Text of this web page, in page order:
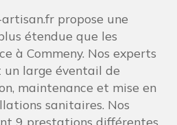
propose une
étendue que les
à Commeny. Nos experts
large éventail de
maintenance et mise en
sanitaires. Nos
9 prestations différentes